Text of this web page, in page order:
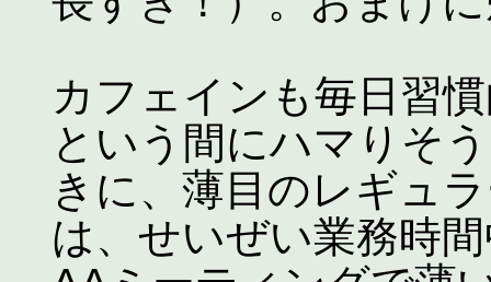
カフェインも毎日習
という間にハマりそ
きに、薄目のレギュ
は、せいぜい業務時